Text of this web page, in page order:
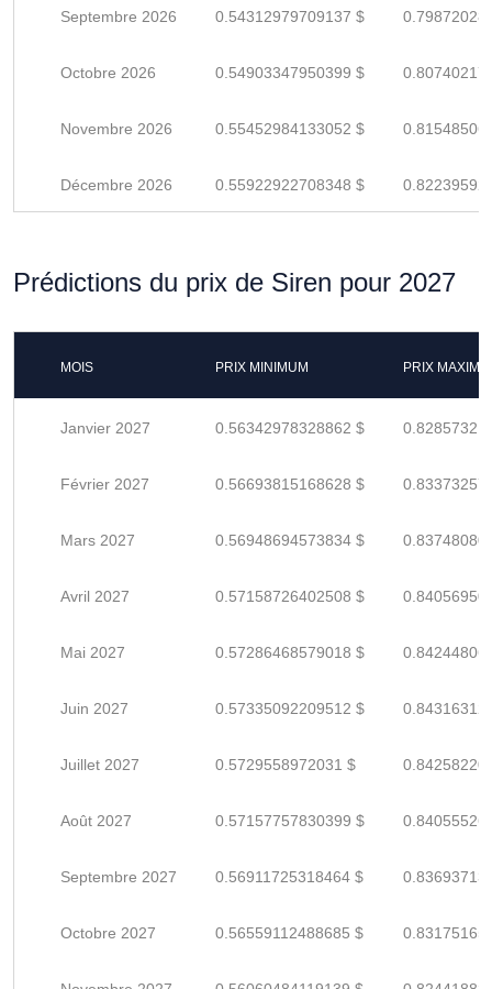
Septembre 2026 0.54312979709137 $
Octobre 2026 0.54903347950399 $
Novembre 2026 0.55452984133052 $
Décembre 2026 0.55922922708348 $
Prédictions du prix de Siren pour 2027
MOIS PRIX MINIMUM PRIX
Janvier 2027 0.56342978328862 $
Février 2027 0.56693815168628 $
Mars 2027 0.56948694573834 $
Avril 2027 0.57158726402508 $
Mai 2027 0.57286468579018 $
Juin 2027 0.57335092209512 $
Juillet 2027 0.5729558972031 $
Août 2027 0.57157757830399 $
Septembre 2027 0.56911725318464 $
Octobre 2027 0.56559112488685 $